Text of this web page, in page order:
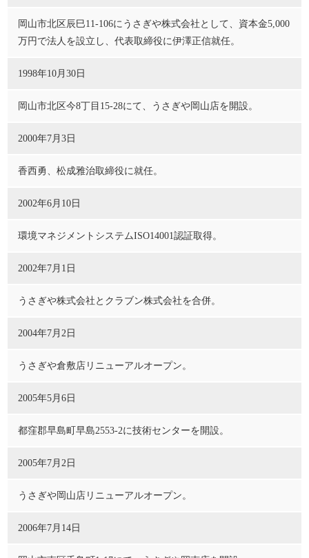
岡山市北区辰巳11-106にうさぎや株式会社として、資本金5,000
万円で法人を設立し、代表取締役に伊澤正信就任。
1998年10月30日
岡山市北区今8丁目15-28にて、うさぎや岡山店を開設。
2000年7月3日
香西勇、松成雅治取締役に就任。
2002年6月10日
環境マネジメントシステムISO14001認証取得。
2002年7月1日
うさぎや株式会社とクラブン株式会社を合併。
2004年7月2日
うさぎや倉敷店リニューアルオープン。
2005年5月6日
都窪郡早島町早島2553-2に技術センターを開設。
2005年7月2日
うさぎや岡山店リニューアルオープン。
2006年7月14日